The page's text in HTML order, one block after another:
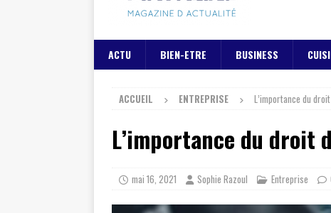
ACTU BIEN-ETRE BUSINESS
ACCUEIL ENTREPRISE L’importance du
L’importance du droit
mai 16, 2021 Sophie Razoul Entreprise